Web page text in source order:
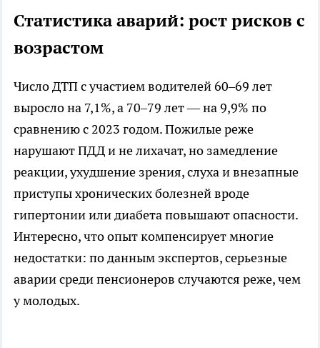
Статистика аварий: рост рисков с
возрастом
Число ДТП с участием водителей 60–69 лет
выросло на 7,1%, а 70–79 лет — на 9,9% по
сравнению с 2023 годом. Пожилые реже
нарушают ПДД и не лихачат, но замедление
реакции, ухудшение зрения, слуха и внезапные
приступы хронических болезней вроде
гипертонии или диабета повышают опасности.
Интересно, что опыт компенсирует многие
недостатки: по данным экспертов, серьезные
аварии среди пенсионеров случаются реже, чем
у молодых.​